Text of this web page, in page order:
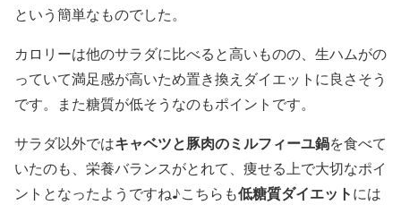
という簡単なものでした。
カロリーは他のサラダに比べると高いものの、生ハムがの
っていて満足感が高いため置き換えダイエットに良さそう
です。また糖質が低そう なのもポイントです。
サラダ以外ではキャベツと豚肉のミルフィーユ鍋を食べて
いたのも、栄養バランスがとれて、痩せる上で大切なポイ
ントとなったようですね♪こちらも低糖質ダイエットには